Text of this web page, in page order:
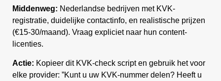
Middenweg: Nederlandse bedrijven met KVK-
registratie, duidelijke contactinfo, en realistische prijzen
(€15-30/maand). Vraag expliciet naar hun content-
licenties.
Actie: Kopieer dit KVK-check script en gebruik het voor
elke provider: ”Kunt u uw KVK-nummer delen? Heeft u